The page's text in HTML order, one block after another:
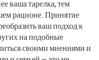
ваша тарелка, тем
рационе. Принятие
ваш подход к
на подобные
своими мнениями и